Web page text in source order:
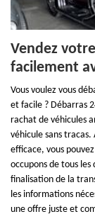
Vendez
facilement
Vous voulez vous
et facile ? Débarras
rachat de véhicules
véhicule sans
efficace, vous
occupons de tous
finalisation de la
les informations
une offre juste et